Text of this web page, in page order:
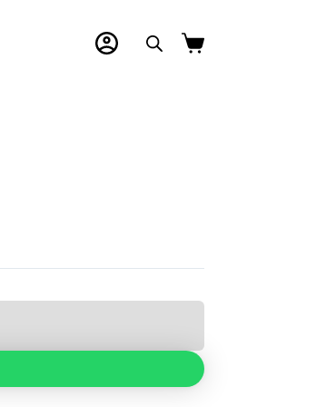
Carro